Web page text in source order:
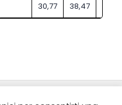
30,77 38,47